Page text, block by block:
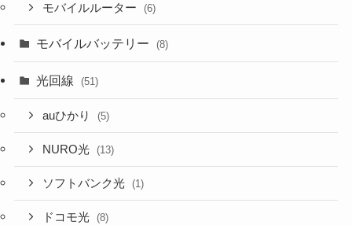
モバイルルーター (6)
モバイルバッテリー (8)
光回線 (51)
auひかり (5)
NURO光 (13)
ソフトバンク光 (1)
ドコモ光 (8)